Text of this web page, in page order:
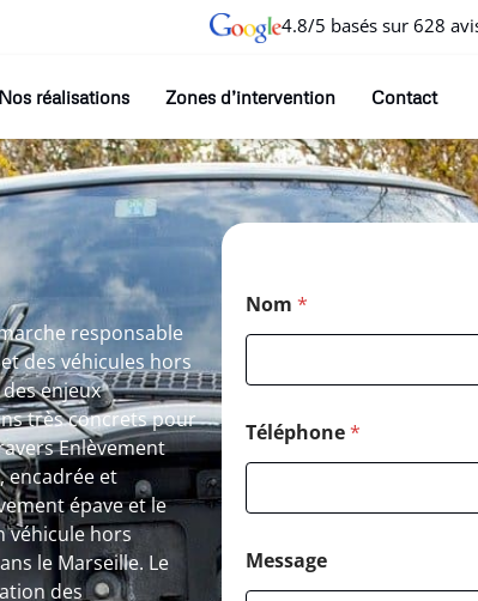
4.8/5 basés sur 628
Nos réalisations Zones d’intervention Contact
responsable
des véhicules hors
enjeux
très concrets pour
Enlèvement
encadrée et
épave et le
véhicule hors
le Marseille. Le
des
Nom *
Téléphone*
Message